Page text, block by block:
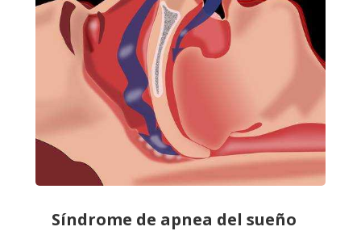
Síndrome de apnea del sueño